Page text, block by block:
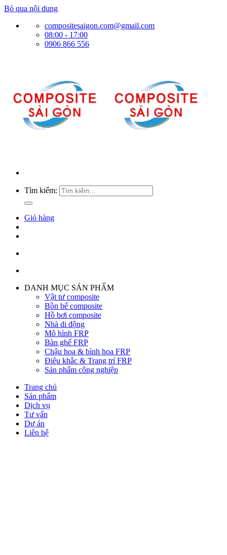
Bỏ qua nội dung
compositesaigon.com@gmail.com
08:00 - 17:00
0906 866 556
Tìm kiếm:
Giỏ hàng
DANH MỤC SẢN PHẨM
Vật tư composite
Bồn bể composite
Hồ bơi composite
Nhà di động
Mô hình FRP
Bàn ghế FRP
Chậu hoa & bình hoa FRP
Điêu khắc & Trang trí FRP
Sản phẩm công nghiệp
Trang chủ
Sản phẩm
Dịch vụ
Tư vấn
Dự án
Liên hệ